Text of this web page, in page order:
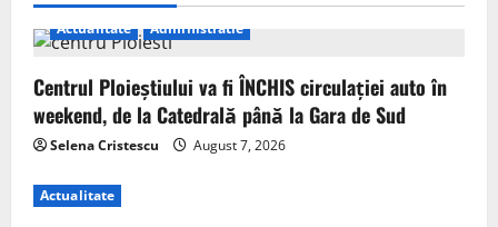
Actualitate Administratie
Centrul Ploieștiului va fi ÎNCHIS circulației auto în
weekend, de la Catedrală până la Gara de Sud
Selena Cristescu August 7, 2026
Actualitate